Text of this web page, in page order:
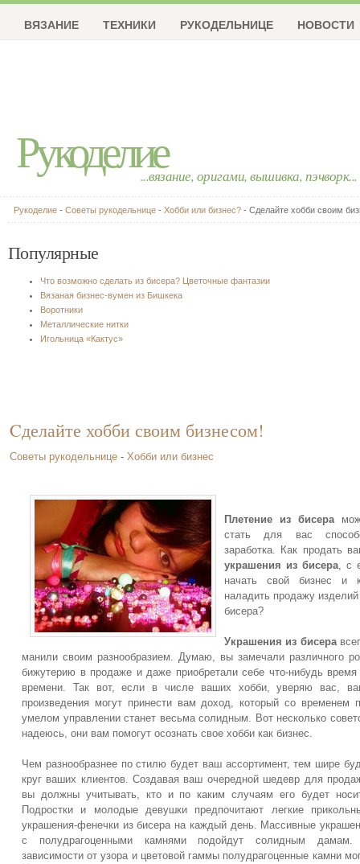
Рукоделие...вязание, оригами, вышивка, пэчворк...
ВЯЗАНИЕ ТЕХНИКИ РУКОДЕЛЬНИЦЕ НОВОСТИ
Рукоделие - Советы рукодельнице - Хобби или бизнес? - Cделайте хобби своим
Популярные
Что возможно сделать из бисера? Цветочные фантазии
Вязаная бизнес-вумен из Бишкека
Воротники
Металлические нитки
Игольница «Кактус»
Cделайте хобби своим бизнесом!
Советы рукодельнице - Хобби или бизнес
Плетение из бисера
стать для вас
заработка. Как продать
украшения из бисера, с
начать свой бизнес и
наладить продажу изделий
бисера?
Украшения из бисера
манили своим разнообразием. Думаю, вы замечали различного
бижутерию в продаже и даже приобретали себе что-нибудь время
времени. Так вот, если в числе ваших хобби, уверяю вас,
произведения могут принести вам доход, который со временем
умелом управлении станет весьма солидным. Вот несколько
надеюсь, они вам помогут осознать свое хобби как бизнес.
Чем разнообразнее по стилю будет ваш ассортимент, тем шире
круг ваших клиентов. Создавая ваш очередной шедевр для
вы должны учитывать, кто и по каким случаям его будет
Подростки и молодые девушки предпочитают легкие
украшения-фенечки из бисера на каждый день. Массивные
с полудрагоценными камнями подойдут солидным
зависимости от узора и цветовой гаммы полудрагоценные камни